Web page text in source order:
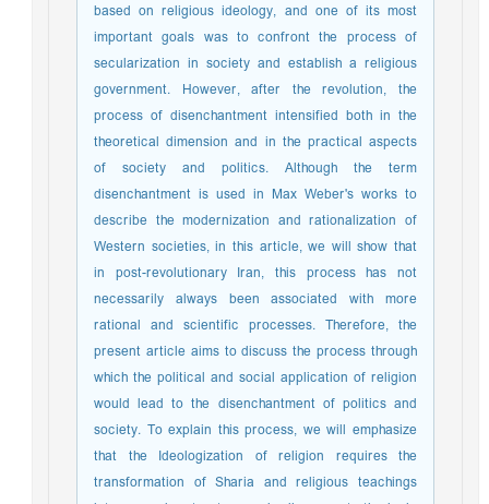
based on religious ideology, and one of its most
important goals was to confront the process of
secularization in society and establish a religious
government. However, after the revolution, the
process of disenchantment intensified both in the
theoretical dimension and in the practical aspects
of society and politics. Although the term
disenchantment is used in Max Weber's works to
describe the modernization and rationalization of
Western societies, in this article, we will show that
in post-revolutionary Iran, this process has not
necessarily always been associated with more
rational and scientific processes. Therefore, the
present article aims to discuss the process through
which the political and social application of religion
would lead to the disenchantment of politics and
society. To explain this process, we will emphasize
that the Ideologization of religion requires the
transformation of Sharia and religious teachings